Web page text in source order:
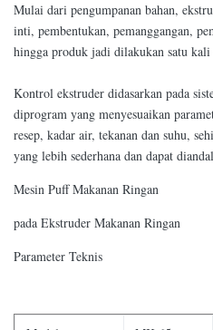
Mulai dari pengumpanan bahan,
inti, pembentukan, pemanggangan,
hingga produk jadi dilakukan satu kali
Kontrol ekstruder didasarkan pada
diprogram yang menyesuaikan
resep, kadar air, tekanan dan suhu,
yang lebih sederhana dan dapat
Mesin Puff Makanan Ringan
pada Ekstruder Makanan Ringan
Parameter Teknis